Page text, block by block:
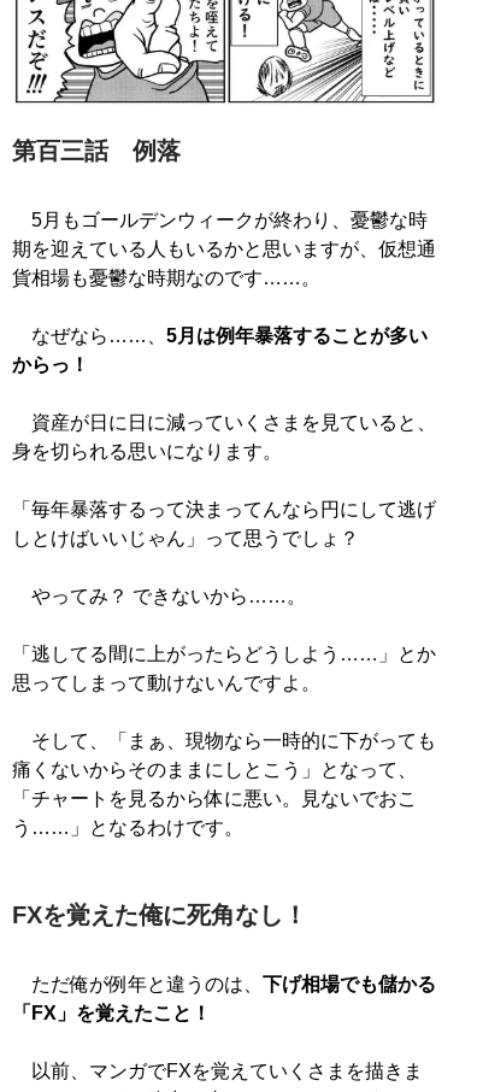
第百三話 例落
5月もゴールデンウィークが終わり、憂鬱な時
期を迎えている人もいるかと思いますが、仮想通
貨相場も憂鬱な時期なのです……。
なぜなら……、 5月は例年暴落することが多い
からっ！
資産が日に日に減っていくさまを見ていると、
身を切られる思いになります。
「毎年暴落するって決まってんなら円にして逃げ
しとけばいいじゃん」って思うでしょ？
やってみ？ できないから……。
「逃してる間に上がったらどうしよう……」とか
思ってしまって動けないんですよ。
そして、「まぁ、現物なら一時的に下がっても
痛くないからそのままにしとこう」となって、
「チャートを見るから体に悪い。見ないでおこ
う……」となるわけです。
FXを覚えた俺に死角なし！
ただ俺が例年と違うのは、 下げ相場でも儲かる
「FX」を覚えたこと！
以前、マンガでFXを覚えていくさまを描きま